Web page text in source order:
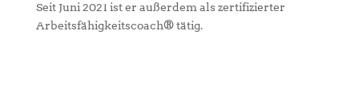
Seit Juni 2021 ist er außerdem als zertifizierter
Arbeitsfähigkeitscoach® tätig.